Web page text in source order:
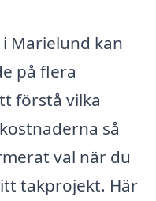
Marielund kan
på flera
förstå vilka
så
val när du
takprojekt. Här